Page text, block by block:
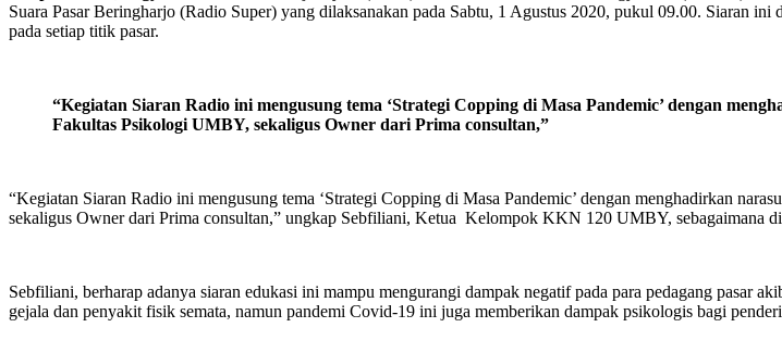
Suara Pasar Beringharjo (Radio Super) yang dilaksanakan pada Sabtu, 1 Agustus 2020, pukul 09.00. Siaran
pada setiap titik pasar.
“Kegiatan Siaran Radio ini mengusung tema ‘Strategi Copping di Masa Pandemic’ dengan
Fakultas Psikologi UMBY, sekaligus Owner dari Prima consultan,”
“Kegiatan Siaran Radio ini mengusung tema ‘Strategi Copping di Masa Pandemic’ dengan menghadirkan
sekaligus Owner dari Prima consultan,” ungkap Sebfiliani, Ketua Kelompok KKN 120 UMBY, sebagaimana
Sebfiliani, berharap adanya siaran edukasi ini mampu mengurangi dampak negatif pada para pedagang pasar
gejala dan penyakit fisik semata, namun pandemi Covid-19 ini juga memberikan dampak psikologis bagi